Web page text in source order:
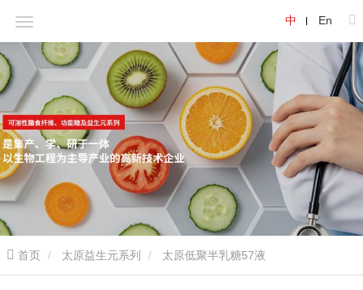
中 En
首页 太原益生元系列 太原低聚半乳糖57液